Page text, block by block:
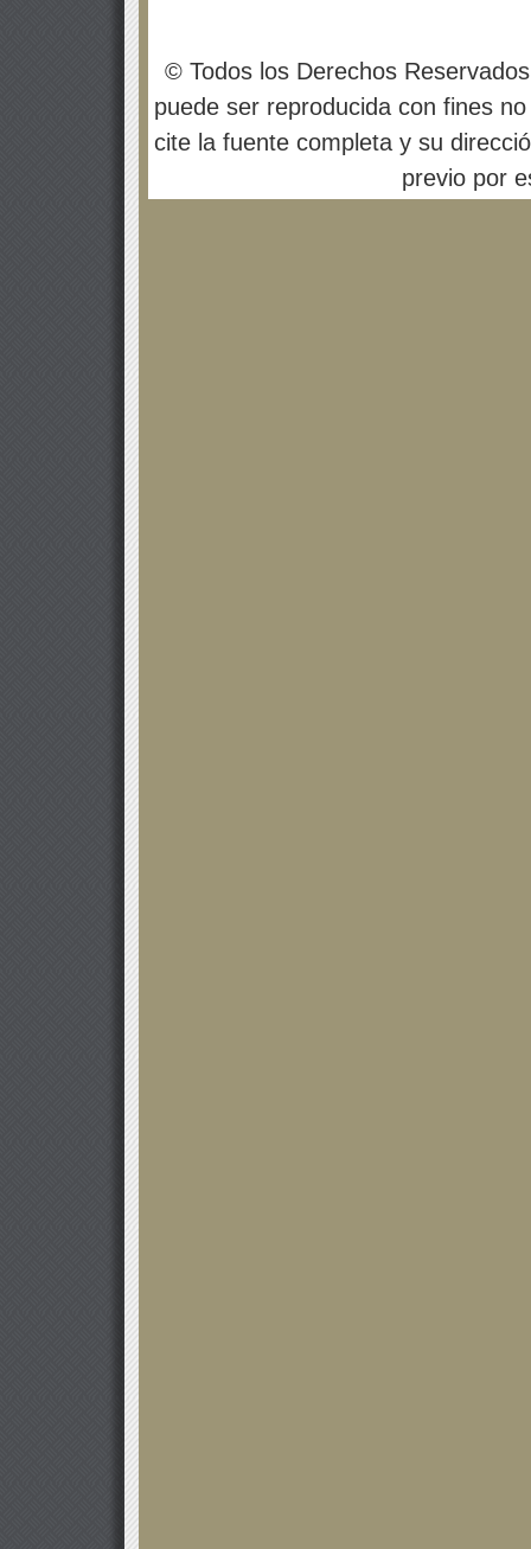
© Todos los Derechos
puede ser reproducida con fines
cite la fuente completa y su
previo por